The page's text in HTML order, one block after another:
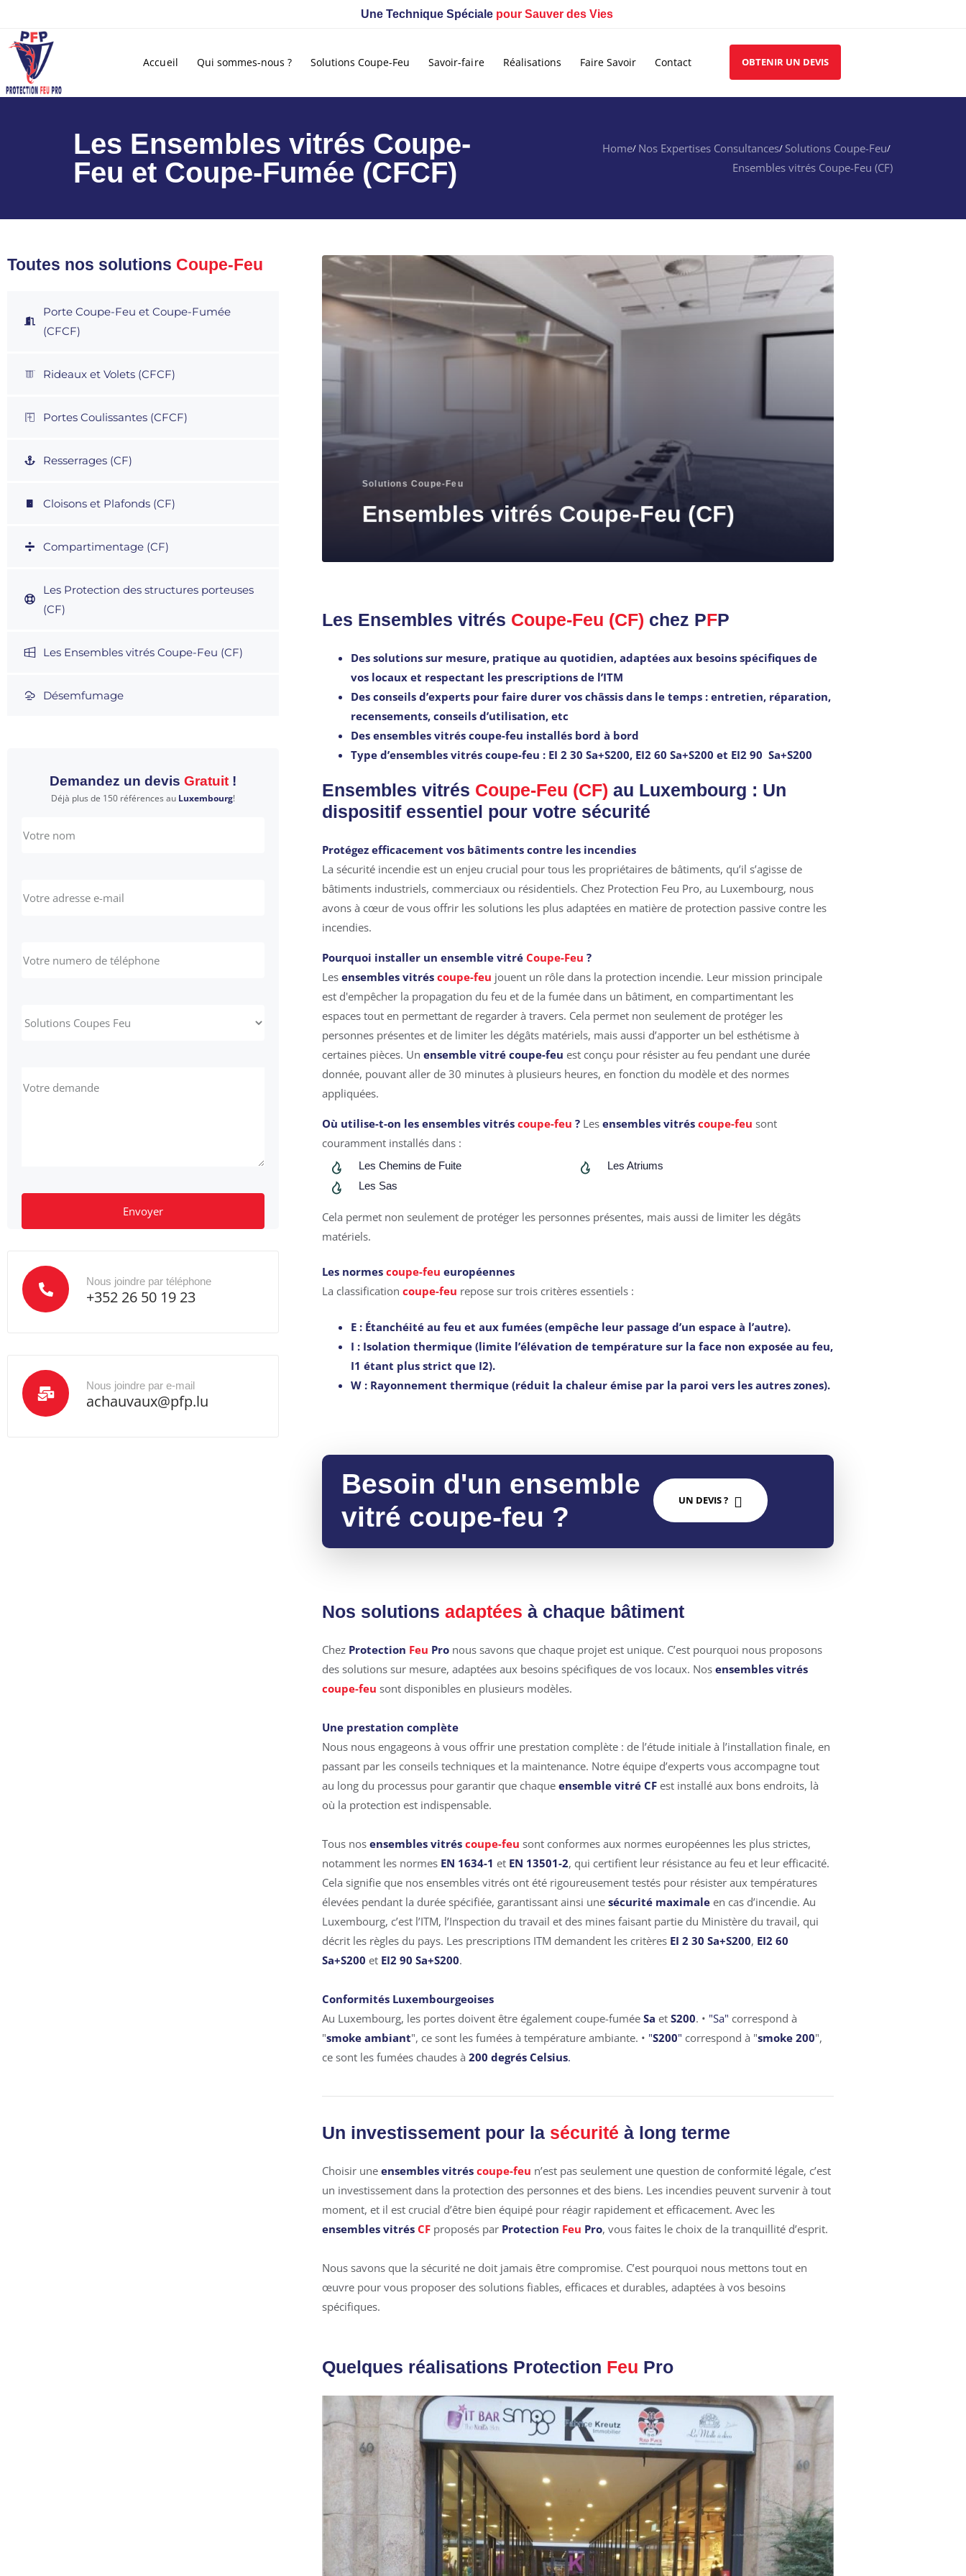
Une Technique Spéciale pour Sauver des Vies
Accueil Qui sommes-nous ? Solutions Coupe-Feu Savoir-faire Réalisations Faire Savoir Contact OBTENIR UN DEVIS
Les Ensembles vitrés Coupe-
Feu et Coupe-Fumée (CFCF)
Home Nos Expertises Consultances Solutions Coupe-Feu
Ensembles vitrés Coupe-Feu (CF)
Toutes nos solutions Coupe-Feu
Porte Coupe-Feu et Coupe-Fumée
(CFCF)
Rideaux et Volets (CFCF)
Portes Coulissantes (CFCF)
Resserrages (CF)
Cloisons et Plafonds (CF)
Compartimentage (CF)
Les Protection des structures porteuses
(CF)
Les Ensembles vitrés Coupe-Feu (CF)
Désemfumage
Demandez un devis Gratuit!
Déjà plus de 150 références au Luxembourg!
Nous joindre par téléphone
+352 26 50 19 23
Nous joindre par e-mail
achauvaux@pfp.lu
Solutions Coupe-Feu
Ensembles vitrés Coupe-Feu (CF)
Les Ensembles vitrés Coupe-Feu (CF) chez PFP
Des solutions sur mesure, pratique au quotidien, adaptées aux besoins spécifiques de
vos locaux et respectant les prescriptions de l’ITM
Des conseils d’experts pour faire durer vos châssis dans le temps : entretien, réparation,
recensements, conseils d’utilisation, etc
Des ensembles vitrés coupe-feu installés bord à bord
Type d’ensembles vitrés coupe-feu : EI 2 30 Sa+S200, EI2 60 Sa+S200 et EI2 90 Sa+S200
Ensembles vitrés Coupe-Feu (CF) au Luxembourg : Un
dispositif essentiel pour votre sécurité
Protégez efficacement vos bâtiments contre les incendies
La sécurité incendie est un enjeu crucial pour tous les propriétaires de bâtiments, qu’il s’agisse de
bâtiments industriels, commerciaux ou résidentiels. Chez Protection Feu Pro, au Luxembourg, nous
avons à cœur de vous offrir les solutions les plus adaptées en matière de protection passive contre les
incendies.
Pourquoi installer un ensemble vitré Coupe-Feu ?
Les ensembles vitrés coupe-feu jouent un rôle dans la protection incendie. Leur mission principale
est d'empêcher la propagation du feu et de la fumée dans un bâtiment, en compartimentant les
espaces tout en permettant de regarder à travers. Cela permet non seulement de protéger les
personnes présentes et de limiter les dégâts matériels, mais aussi d’apporter un bel esthétisme à
certaines pièces. Un ensemble vitré coupe-feu est conçu pour résister au feu pendant une durée
donnée, pouvant aller de 30 minutes à plusieurs heures, en fonction du modèle et des normes
appliquées.
Où utilise-t-on les ensembles vitrés coupe-feu ?Les ensembles vitrés coupe-feu sont
couramment installés dans :
Les Chemins de Fuite
Les Atriums
Les Sas
Cela permet non seulement de protéger les personnes présentes, mais aussi de limiter les dégâts
matériels.
Les normes coupe-feu européennes
La classification coupe-feu repose sur trois critères essentiels :
E: Étanchéité au feu et aux fumées (empêche leur passage d’un espace à l’autre).
I : Isolation thermique (limite l’élévation de température sur la face non exposée au feu,
I1 étant plus strict que I2).
W: Rayonnement thermique (réduit la chaleur émise par la paroi vers les autres zones).
Besoin d'un ensemble
vitré coupe-feu ?
UN DEVIS ?
Nos solutions adaptées à chaque bâtiment
Chez Protection Feu Pronous savons que chaque projet est unique. C’est pourquoi nous proposons
des solutions sur mesure, adaptées aux besoins spécifiques de vos locaux. Nos ensembles vitrés
coupe-feu sont disponibles en plusieurs modèles.
Une prestation complète
Nous nous engageons à vous offrir une prestation complète : de l’étude initiale à l’installation finale, en
passant par les conseils techniques et la maintenance. Notre équipe d’experts vous accompagne tout
au long du processus pour garantir que chaque ensemble vitré CFest installé aux bons endroits, là
où la protection est indispensable.
Tous nos ensembles vitrés coupe-feu sont conformes aux normes européennes les plus strictes,
notamment les normes EN 1634-1 et EN 13501-2, qui certifient leur résistance au feu et leur efficacité.
Cela signifie que nos ensembles vitrés ont été rigoureusement testés pour résister aux températures
élevées pendant la durée spécifiée, garantissant ainsi une sécurité maximaleen cas d’incendie. Au
Luxembourg, c’est l’ITM, l’Inspection du travail et des mines faisant partie du Ministère du travail, qui
décrit les règles du pays. Les prescriptions ITM demandent les critères EI 2 30 Sa+S200, EI2 60
Sa+S200 et EI2 90 Sa+S200.
Conformités Luxembourgeoises
Au Luxembourg, les portes doivent être également coupe-fumée Sa et S200. • "Sa" correspond à
"smoke ambiant", ce sont les fumées à température ambiante. • "S200" correspond à "smoke 200",
ce sont les fumées chaudes à 200 degrésCelsius.
Un investissement pour la sécurité à long terme
Choisir une ensembles vitrés coupe-feu n’est pas seulement une question de conformité légale, c’est
un investissement dans la protection des personnes et des biens. Les incendies peuvent survenir à tout
moment, et il est crucial d’être bien équipé pour réagir rapidement et efficacement. Avec les
ensembles vitrés CF proposés par Protection Feu Pro, vous faites le choix de la tranquillité d’esprit.
Nous savons que la sécurité ne doit jamais être compromise. C’est pourquoi nous mettons tout en
œuvre pour vous proposer des solutions fiables, efficaces et durables, adaptées à vos besoins
spécifiques.
Quelques réalisations Protection Feu Pro